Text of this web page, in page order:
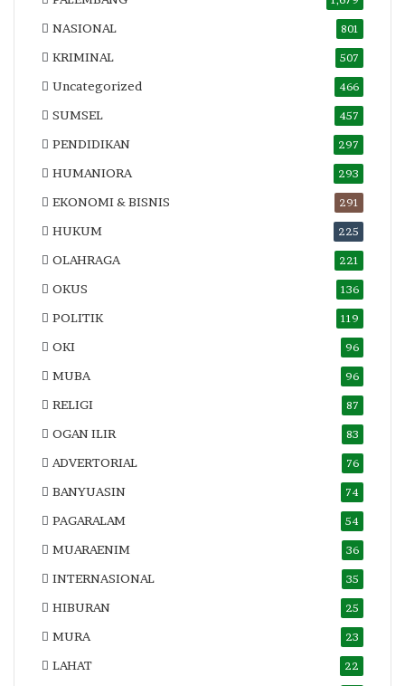
NASIONAL 801
KRIMINAL 507
Uncategorized 466
SUMSEL 457
PENDIDIKAN 297
HUMANIORA 293
EKONOMI & BISNIS 291
HUKUM 225
OLAHRAGA 221
OKUS 136
POLITIK 119
OKI 96
MUBA 96
RELIGI 87
OGAN ILIR 83
ADVERTORIAL 76
BANYUASIN 74
PAGARALAM 54
MUARAENIM 36
INTERNASIONAL 35
HIBURAN 25
MURA 23
LAHAT 22